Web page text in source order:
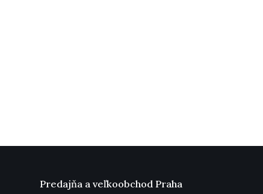
Predajňa a veľkoobchod Praha